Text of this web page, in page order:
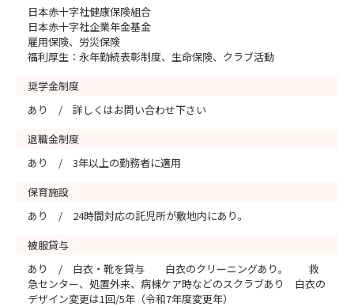
日本赤十字社健康保険組合
日本赤十字社企業年金基金
雇用保険、労災保険
福利厚生：永年勤続表彰制度、生命保険、クラブ活動
奨学金制度
あり / 詳しくはお問い合わせ下さい
退職金制度
あり / 3年以上の勤務者に適用
保育施設
あり / 24時間対応の託児所が敷地内にあり。
被服貸与
あり / 白衣・靴を貸与 白衣のクリーニングあり。 救
急センター、処置外来、病棟ケア時などのスクラブあり 白衣の
デザイン変更は1回/5年（令和7年度変更年）